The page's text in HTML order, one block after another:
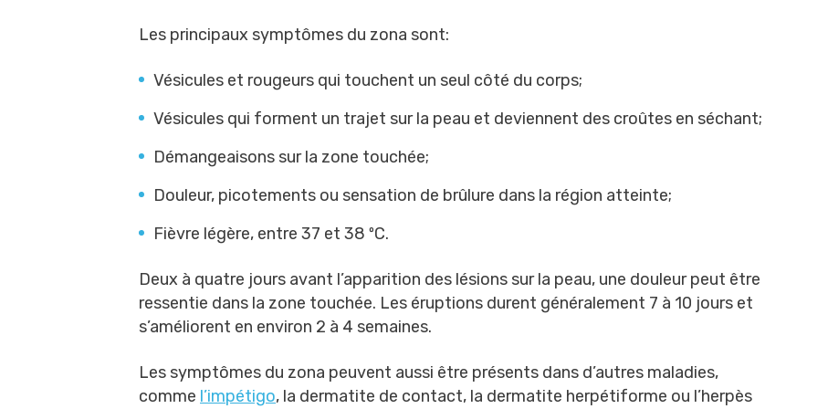
Les principaux symptômes du zona sont:
Vésicules et rougeurs qui touchent un seul côté du corps;
Vésicules qui forment un trajet sur la peau et deviennent des croûtes en séchant;
Démangeaisons sur la zone touchée;
Douleur, picotements ou sensation de brûlure dans la région atteinte;
Fièvre légère, entre 37 et 38 ºC.
Deux à quatre jours avant l’apparition des lésions sur la peau, une douleur peut être
ressentie dans la zone touchée. Les éruptions durent généralement 7 à 10 jours et
s’améliorent en environ 2 à 4 semaines.
Les symptômes du zona peuvent aussi être présents dans d’autres maladies,
comme l’impétigo, la dermatite de contact, la dermatite herpétiforme ou l’herpès